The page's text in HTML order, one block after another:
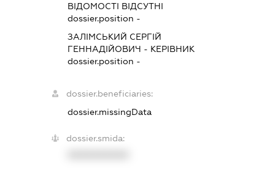
ВІДОМОСТІ ВІДСУТНІ
dossier.position -
ЗАЛІМСЬКИЙ СЕРГІЙ
ГЕННАДІЙОВИЧ - КЕРІВНИК
dossier.position -
dossier.beneficiaries:
dossier.missingData
dossier.smida: